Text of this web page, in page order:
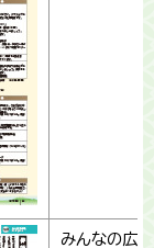
みんなの広場